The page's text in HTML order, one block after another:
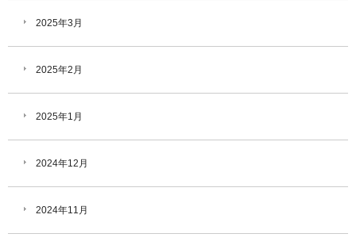
2025年3月
2025年2月
2025年1月
2024年12月
2024年11月